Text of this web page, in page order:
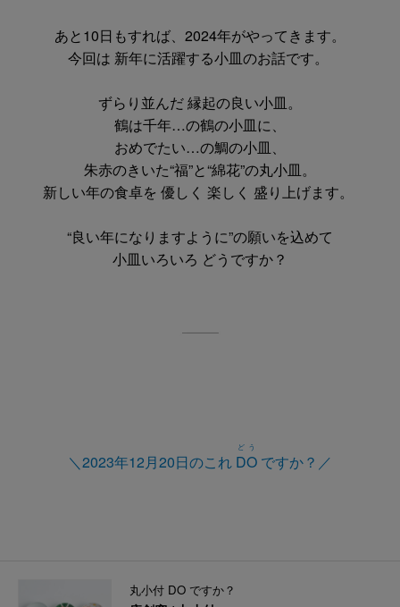
あと10日もすれば、2024年がやってきます。
今回は 新年に活躍する小皿のお話です。
ずらり並んだ 縁起の良い小皿。
鶴は千年…の鶴の小皿に、
おめでたい…の鯛の小皿、
朱赤のきいた“福”と“綿花”の丸小皿。
新しい年の食卓を 優しく 楽しく 盛り上げます。
“良い年になりますように”の願いを込めて
小皿いろいろ どうですか？
＼2023年12月20日のこれ DO
どう
ですか？／
丸小付 DO ですか？